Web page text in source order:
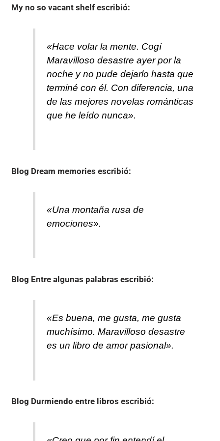
My no so vacant shelfescribió:
«Hace volar la mente. Cogí
Maravilloso desastre ayer por la
noche y no pude dejarlo hasta que
terminé con él. Con diferencia, una
de las mejores novelas románticas
que he leído nunca».
Blog Dream memories escribió:
«Una montaña rusa de
emociones».
Blog Entre algunas palabras escribió:
«Es buena, me gusta, me gusta
muchísimo. Maravilloso desastre
es un libro de amor pasional».
Blog Durmiendo entre libros escribió: